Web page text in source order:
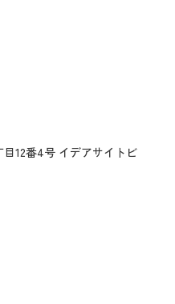
12番4号 イデアサイトビ